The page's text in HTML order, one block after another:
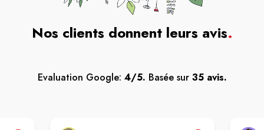
Nos clients donnent leurs avis.
Evaluation Google: 4/5. Basée sur 35 avis.